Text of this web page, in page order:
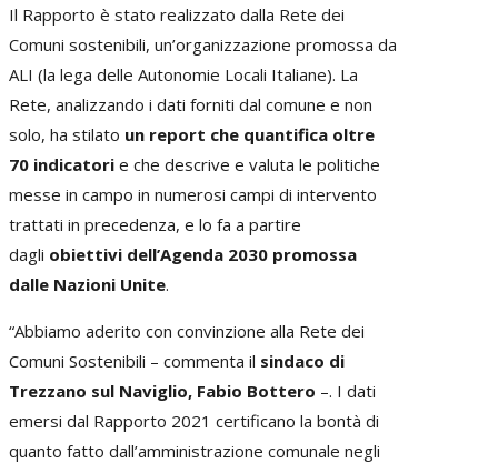
Il Rapporto è stato realizzato dalla Rete dei
Comuni sostenibili, un’organizzazione promossa da
ALI (la lega delle Autonomie Locali Italiane). La
Rete, analizzando i dati forniti dal comune e non
solo, ha stilato un report che quantifica oltre
70 indicatori e che descrive e valuta le politiche
messe in campo in numerosi campi di intervento
trattati in precedenza, e lo fa a partire
dagli obiettivi dell’Agenda 2030 promossa
dalle Nazioni Unite.
“Abbiamo aderito con convinzione alla Rete dei
Comuni Sostenibili – commenta il sindaco di
Trezzano sul Naviglio, Fabio Bottero –. I dati
emersi dal Rapporto 2021 certificano la bontà di
quanto fatto dall’amministrazione comunale negli